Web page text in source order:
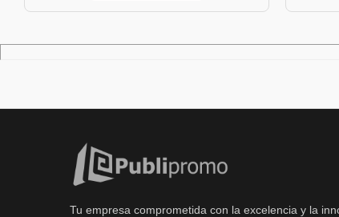
Tu empresa comprometida con la excelencia y la